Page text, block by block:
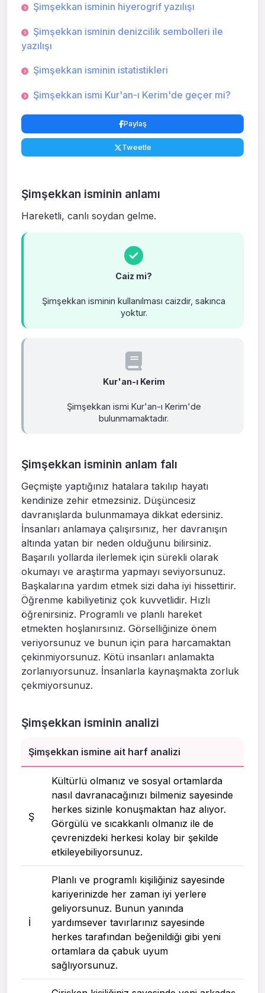
Şimşekkan isminin hiyerogrif yazılışı
Şimşekkan isminin denizcilik sembolleri ile
yazılışı
Şimşekkan isminin istatistikleri
Şimşekkan ismi Kur'an-ı Kerim'de geçer mi?
Paylaş
Tweetle
Şimşekkan isminin anlamı
Hareketli, canlı soydan gelme.
Caiz mi?
Şimşekkan isminin kullanılması caizdir, sakınca
yoktur.
Kur'an-ı Kerim
Şimşekkan ismi Kur'an-ı Kerim'de
bulunmamaktadır.
Şimşekkan isminin anlam falı
Geçmişte yaptığınız hatalara takılıp hayatı
kendinize zehir etmezsiniz. Düşüncesiz
davranışlarda bulunmamaya dikkat edersiniz.
İnsanları anlamaya çalışırsınız, her davranışın
altında yatan bir neden olduğunu bilirsiniz.
Başarılı yollarda ilerlemek için sürekli olarak
okumayı ve araştırma yapmayı seviyorsunuz.
Başkalarına yardım etmek sizi daha iyi hissettirir.
Öğrenme kabiliyetiniz çok kuvvetlidir. Hızlı
öğrenirsiniz. Programlı ve planlı hareket
etmekten hoşlanırsınız. Görselliğinize önem
veriyorsunuz ve bunun için para harcamaktan
çekinmiyorsunuz. Kötü insanları anlamakta
zorlanıyorsunuz. İnsanlarla kaynaşmakta zorluk
çekmiyorsunuz.
Şimşekkan isminin analizi
Şimşekkan ismine ait harf analizi
Ş
Kültürlü olmanız ve sosyal ortamlarda
nasıl davranacağınızı bilmeniz sayesinde
herkes sizinle konuşmaktan haz alıyor.
Görgülü ve sıcakkanlı olmanız ile de
çevrenizdeki herkesi kolay bir şekilde
etkileyebiliyorsunuz.
I
Planlı ve programlı kişiliğiniz sayesinde
kariyerinizde her zaman iyi yerlere
geliyorsunuz. Bunun yanında
yardımsever tavırlarınız sayesinde
herkes tarafından beğenildiği gibi yeni
ortamlara da çabuk uyum
sağlıyorsunuz.